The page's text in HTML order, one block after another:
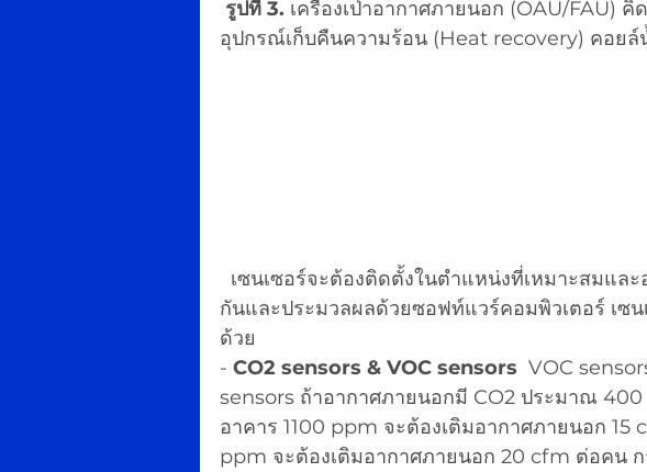
รูปที่ 3. เครื่องเป่าอากาศภายนอก (OAU/FAU)
อุปกรณ์เก็บคืนความร้อน (Heat recovery) คอยล์
กันและประมวลผลด้วยซอฟท์แวร์คอมพิวเตอร์ เซ
ด้วย
- CO2 sensors & VOC sensors
VOC
sensors ถ้าอากาศภายนอกมี CO2 ประมาณ
อาคาร 1100 ppm จะต้องเติมอากาศภายนอก
ppm จะต้องเติมอากาศภายนอก 20 cfm ต่อคน